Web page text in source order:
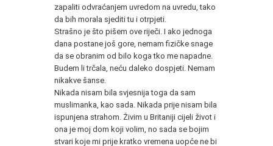
zapaliti odvraćanjem uvredom na uvredu, tako
da bih morala sjediti tu i otrpjeti.
Strašno je što pišem ove riječi. I ako jednoga
dana postane još gore, nemam fizičke snage
da se obranim od bilo koga tko me napadne.
Budem li trčala, neću daleko dospjeti. Nemam
nikakve šanse.
Nikada nisam bila svjesnija toga da sam
muslimanka, kao sada. Nikada prije nisam bila
ispunjena strahom. Živim u Britaniji cijeli život i
ona je moj dom koji volim, no sada se bojim
stvari koje mi prije kratko vremena uopće ne bi